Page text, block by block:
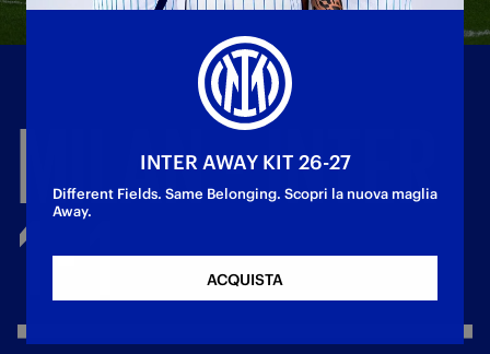
MILAN-INTER
1 -1
INTER AWAY KIT 26-27
Different Fields. Same Belonging. Scopri la nuova maglia
Away.
ACQUISTA